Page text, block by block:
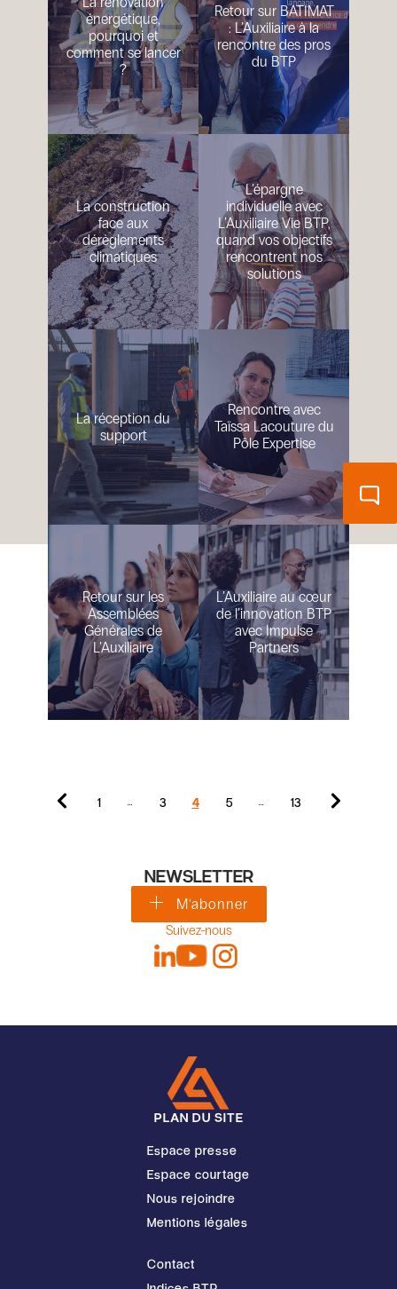
énergétique,
pourquoi et
comment se lancer
?
Retour sur BATIMAT
: L’Auxiliaire à la
rencontre des pros
du BTP
La construction
face aux
dérèglements
climatiques
L’épargne
individuelle avec
L’Auxiliaire Vie BTP,
quand vos objectifs
rencontrent nos
solutions
La réception du
support
Rencontre avec
Taïssa Lacouture du
Pôle Expertise
Retour sur les
Assemblées
Générales de
L’Auxiliaire
L’Auxiliaire au cœur
de l’innovation BTP
avec Impulse
Partners
1 3 4 5 13
NEWSLETTER
M'abonner
Suivez-nous
PLAN DU SITE
Espace presse
Espace courtage
Nous rejoindre
Mentions légales
Contact